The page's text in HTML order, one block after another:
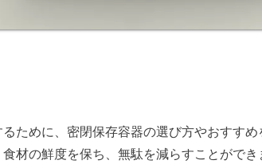
ために、密閉保存容器の選び方やおすす
材の鮮度を保ち、無駄を減らすことがで